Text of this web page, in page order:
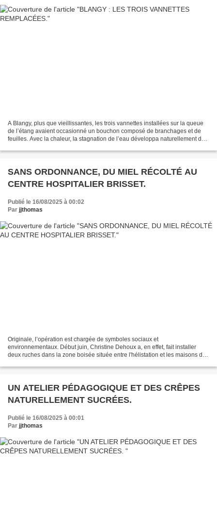
A Blangy, plus que vieillissantes, les trois vannettes installées sur la queue
de l’étang avaient occasionné un bouchon composé de branchages et de
feuilles. Avec la chaleur, la stagnation de l’eau développa naturellement des
SANS ORDONNANCE, DU MIEL RÉCOLTÉ AU
CENTRE HOSPITALIER BRISSET.
Publié le 16/08/2025 à 00:02
Par jjthomas
Originale, l’opération est chargée de symboles sociaux et
environnementaux. Début juin, Christine Dehoux a, en effet, fait installer
deux ruches dans la zone boisée située entre l'hélistation et les maisons du
UN ATELIER PÉDAGOGIQUE ET DES CRÊPES
NATURELLEMENT SUCRÉES.
Publié le 16/08/2025 à 00:01
Par jjthomas